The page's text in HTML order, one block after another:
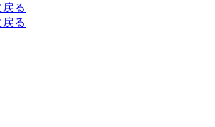
戻る
戻る